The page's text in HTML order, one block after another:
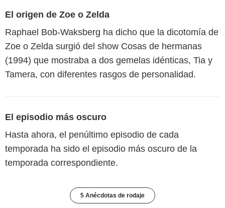
El origen de Zoe o Zelda
Raphael Bob-Waksberg ha dicho que la dicotomía de
Zoe o Zelda surgió del show Cosas de hermanas
(1994) que mostraba a dos gemelas idénticas, Tia y
Tamera, con diferentes rasgos de personalidad.
El episodio más oscuro
Hasta ahora, el penúltimo episodio de cada
temporada ha sido el episodio más oscuro de la
temporada correspondiente.
5 Anécdotas de rodaje